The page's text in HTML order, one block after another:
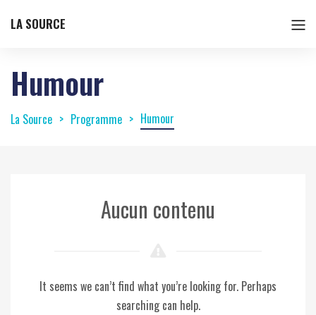
LA SOURCE
Humour
La Source Programme Humour
Aucun contenu
It seems we can’t find what you’re looking for. Perhaps
searching can help.